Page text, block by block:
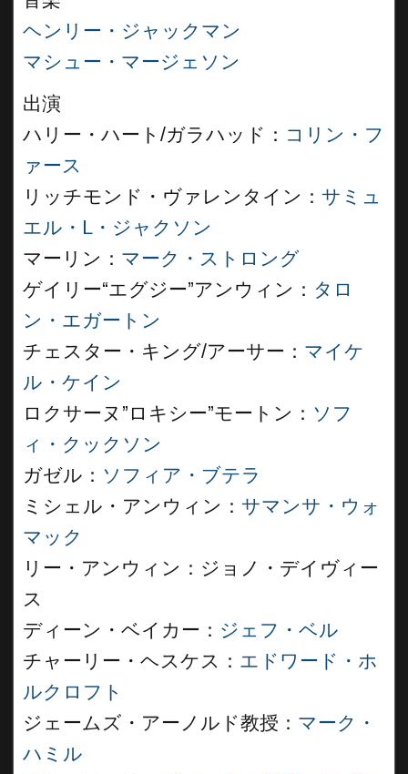
ヘンリー・ジャックマン
マシュー・マージェソン
出演
ハリー・ハート/ガラハッド： コリン・フ
ァース
リッチモンド・ヴァレンタイン： サミュ
エル・L・ジャクソン
マーリン： マーク・ストロング
ゲイリー“エグジー”アンウィン： タロ
ン・エガートン
チェスター・キング/アーサー： マイケ
ル・ケイン
ロクサーヌ”ロキシー”モートン： ソフ
ィ・クックソン
ガゼル： ソフィア・ブテラ
ミシェル・アンウィン： サマンサ・ウォ
マック
リー・アンウィン：ジョノ・デイヴィー
ス
ディーン・ベイカー： ジェフ・ベル
チャーリー・ヘスケス： エドワード・ホ
ルクロフト
ジェームズ・アーノルド教授： マーク・
ハミル